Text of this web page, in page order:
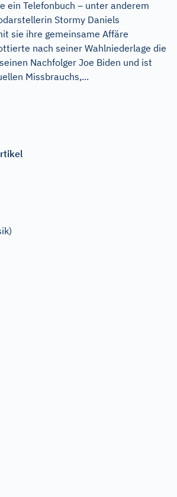
ein Telefonbuch – unter anderem
Stormy Daniels
sie ihre gemeinsame Affäre
nach seiner Wahlniederlage die
Nachfolger Joe Biden und ist
Missbrauchs,...